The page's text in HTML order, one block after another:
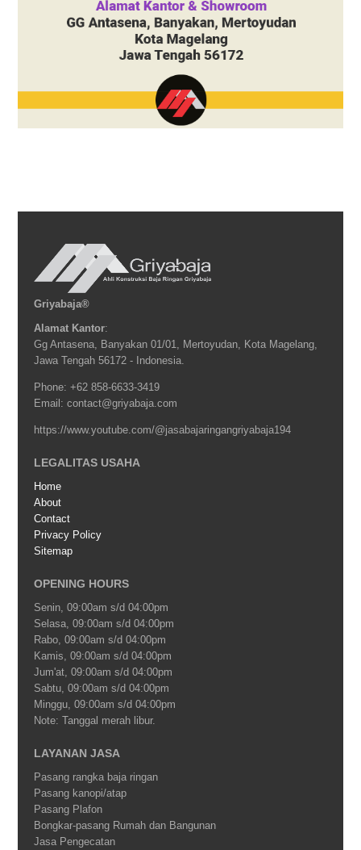
Griyabaja®
Alamat Kantor:
Gg Antasena, Banyakan 01/01, Mertoyudan, Kota Magelang,
Jawa Tengah 56172 - Indonesia.
Phone: +62 858-6633-3419
Email: contact@griyabaja.com
https://www.youtube.com/@jasabajaringangriyabaja194
LEGALITAS USAHA
Home
About
Contact
Privacy Policy
Sitemap
OPENING HOURS
Senin, 09:00am s/d 04:00pm
Selasa, 09:00am s/d 04:00pm
Rabo, 09:00am s/d 04:00pm
Kamis, 09:00am s/d 04:00pm
Jum'at, 09:00am s/d 04:00pm
Sabtu, 09:00am s/d 04:00pm
Minggu, 09:00am s/d 04:00pm
Note: Tanggal merah libur.
LAYANAN JASA
Pasang rangka baja ringan
Pasang kanopi/atap
Pasang Plafon
Bongkar-pasang Rumah dan Bangunan
Jasa Pengecatan